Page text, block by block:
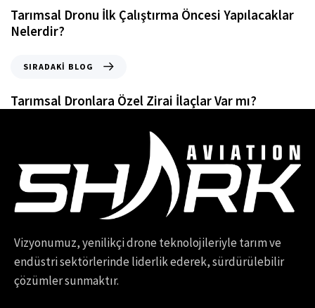
Tarımsal Dronu İlk Çalıştırma Öncesi Yapılacaklar
Nelerdir?
SIRADAKI BLOG
Tarımsal Dronlara Özel Zirai İlaçlar Var mı?
Vizyonumuz, yenilikçi drone teknolojileriyle tarım ve
endüstri sektörlerinde liderlik ederek, sürdürülebilir
çözümler sunmaktır.